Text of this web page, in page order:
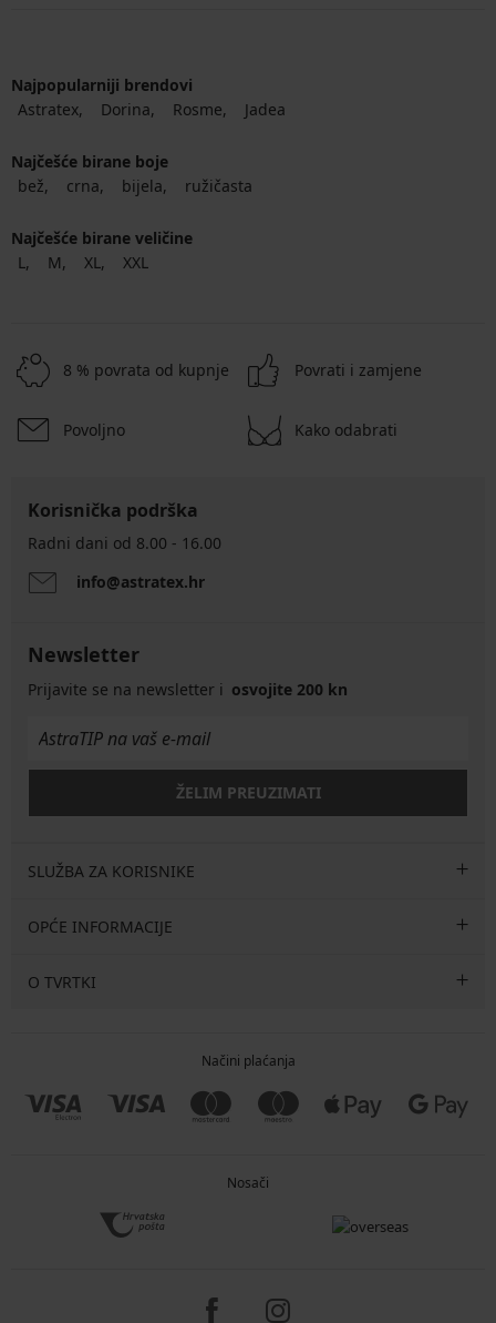
Najpopularniji brendovi
Astratex
Dorina Rosme Jadea
Najčešće birane boje
bež
crna bijela ružičasta
Najčešće birane veličine
L
M XL XXL
8 % povrata od kupnje Povrati i zamjene
Povoljno Kako odabrati
Korisnička podrška
Radni dani od 8.00 - 16.00
info@astratex.hr
Newsletter
Prijavite se na newsletter i osvojite 200 kn
ŽELIM PREUZIMATI
SLUŽBA ZA KORISNIKE
OPĆE INFORMACIJE
O TVRTKI
Načini plaćanja
Nosači